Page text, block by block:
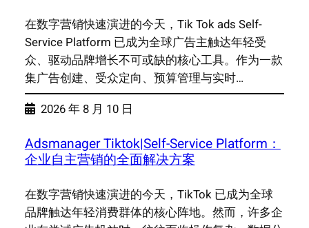
在数字营销快速演进的今天，Tik Tok ads Self-
Service Platform 已成为全球广告主触达年轻受
众、驱动品牌增长不可或缺的核心工具。作为一款
集广告创建、受众定向、预算管理与实时…
2026 年 8 月 10 日
Adsmanager Tiktok|Self-Service Platform：
企业自主营销的全面解决方案
在数字营销快速演进的今天，TikTok 已成为全球
品牌触达年轻消费群体的核心阵地。然而，许多企